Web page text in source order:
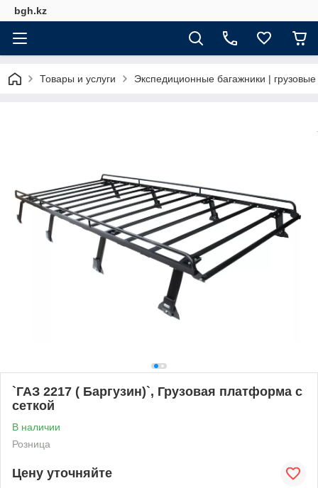
bgh.kz
Товары и услуги Экспедиционные багажники |
`ГАЗ 2217 ( Баргузин)`, Грузовая платформа с
сеткой
В наличии
Розница
Цену уточняйте